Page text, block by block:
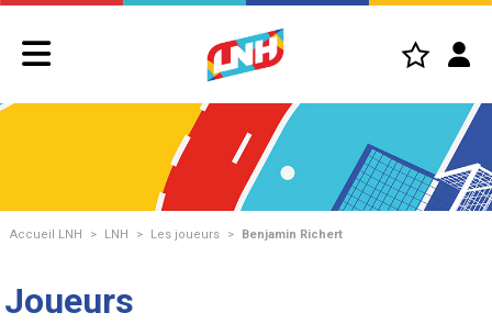
Accueil LNH > LNH > Les joueurs > Benjamin Richert
Joueurs